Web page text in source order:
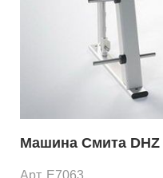
Машина Смита DHZ